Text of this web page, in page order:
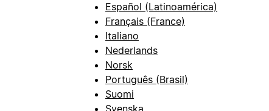
Español (Latinoamérica)
Français (France)
Italiano
Nederlands
Norsk
Português (Brasil)
Suomi